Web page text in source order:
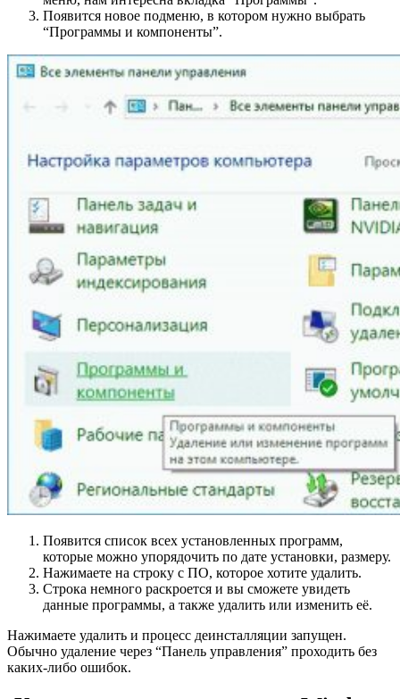
Появится новое подменю, в котором нужно выбрать
“Программы и компоненты”.
Появится список всех установленных программ,
которые можно упорядочить по дате установки, размеру.
Нажимаете на строку с ПО, которое хотите удалить.
Строка немного раскроется и вы сможете увидеть
данные программы, а также удалить или изменить её.
Нажимаете удалить и процесс деинсталляции запущен.
Обычно удаление через “Панель управления” проходить без
каких-либо ошибок.